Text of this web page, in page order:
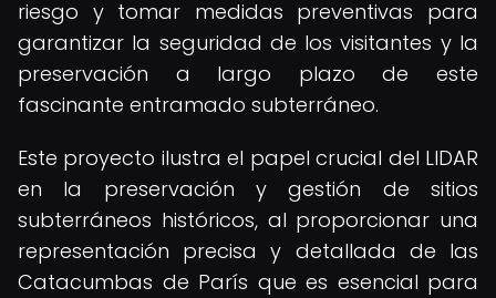
riesgo y tomar medidas preventivas para
garantizar la seguridad de los visitantes y la
preservación a largo plazo de este
fascinante entramado subterráneo.
Este proyecto ilustra el papel crucial del LIDAR
en la preservación y gestión de sitios
subterráneos históricos, al proporcionar una
representación precisa y detallada de las
Catacumbas de París que es esencial para